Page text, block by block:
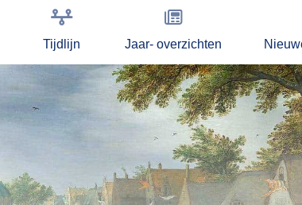
Tijdlijn Jaar- overzichten